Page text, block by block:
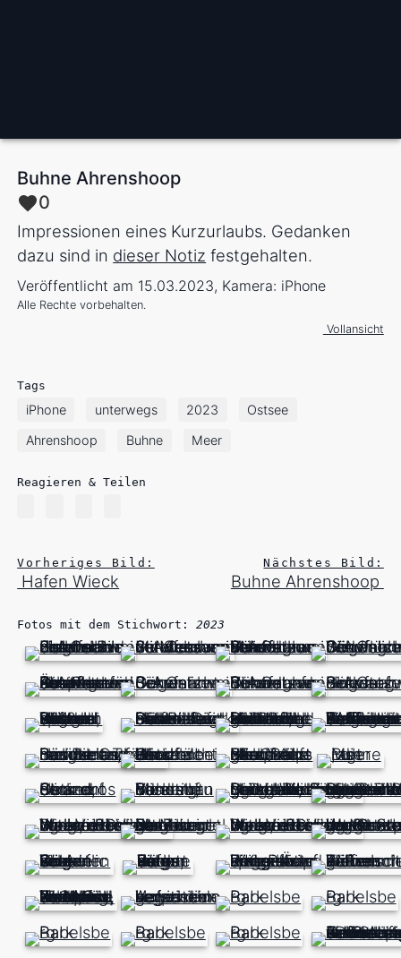
Buhne Ahrenshoop
0
Impressionen eines Kurzurlaubs. Gedanken
dazu sind in dieser Notiz festgehalten.
Veröffentlicht am 15.03.2023, Kamera: iPhone
Alle Rechte vorbehalten.
Vollansicht
Tags
iPhone unterwegs 2023 Ostsee
Ahrenshoop Buhne Meer
Reagieren & Teilen
Vorheriges Bild:
Hafen Wieck
Nächstes Bild:
Buhne Ahrenshoop
Fotos mit dem Stichwort:2023